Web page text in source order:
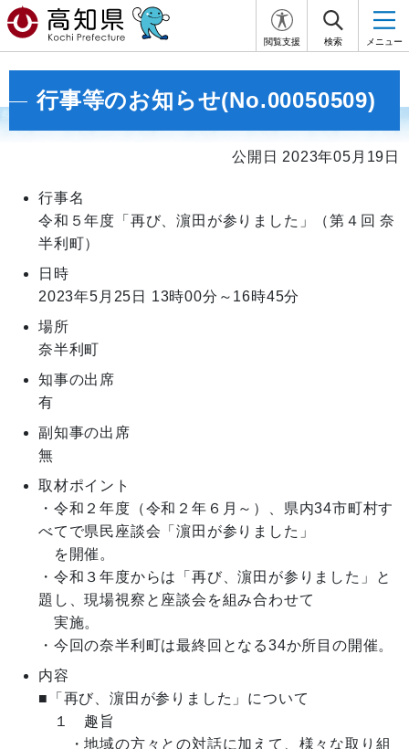
閲覧支援 検索 メニュー
行事等のお知らせ(No.00050509)
公開日 2023年05月19日
行事名
令和５年度「再び、濵田が参りました」（第４回 奈
半利町）
日時
2023年5月25日
13時00分～16時45分
場所
奈半利町
知事の出席
有
副知事の出席
無
取材ポイント
・令和２年度（令和２年６月～）、県内34市町村す
べてで県民座談会「濵田が参りました」
を開催。
・令和３年度からは「再び、濵田が参りました」と
題し、現場視察と座談会を組み合わせて
実施。
・今回の奈半利町は最終回となる34か所目の開催。
内容
■「再び、濵田が参りました」について
１　趣旨
・地域の方々との対話に加えて、様々な取り組